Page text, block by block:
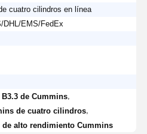
cuatro cilindros en línea
DHL/EMS/FedEx
de Cummins
de cuatro cilindros
alto rendimiento Cummins